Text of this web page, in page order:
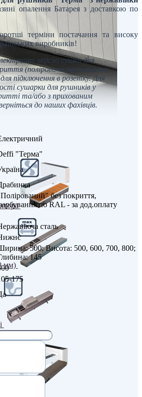
мм)
опалення Батарея з доставкою по
терміни постачання та високу
виробників!
версію сушки для
(полірована нержавіюча
підключення в розетку. Для
сушарки для рушників у
та/або з прихованим
до наших фахівців.
"Терма"
без покриття,
по RAL - за дод.оплату
сталь
500; Висота: 500, 600, 700, 800;
145
175